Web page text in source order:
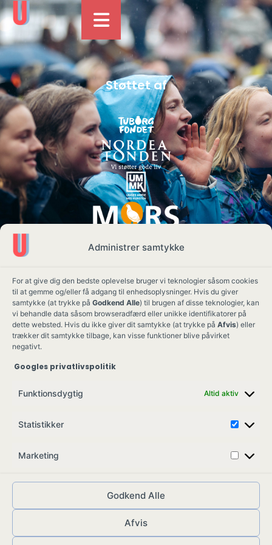
Administrer samtykke
For at give dig den bedste oplevelse bruger vi teknologier såsom cookies
til at gemme og/eller få adgang til enhedsoplysninger. Hvis du giver
samtykke (at trykke på Godkend Alle) til brugen af disse teknologier, kan
vi behandle data såsom browseradfærd eller unikke identifikatorer på
dette websted. Hvis du ikke giver dit samtykke (at trykke på Afvis) eller
trækker dit samtykke tilbage, kan visse funktioner blive påvirket
negativt.
Googles privatlivspolitik
Funktionsdygtig Altid aktiv
Statistikker
Marketing
Godkend Alle
Afvis
Støttet af
Ung Kult
Skovgade 17,
CVR: 41008547
© ungkult.dk - 2026 Allieret– din partner i